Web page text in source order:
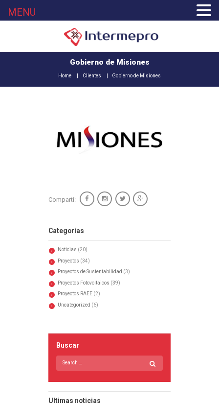
Gobierno de Misiones
Home Clientes Gobierno de Misiones
Compartí:
Categorías
Noticias (20)
Proyectos (34)
Proyectos de Sustentabilidad (3)
Proyectos Fotovoltaicos (39)
Proyectos RAEE(2)
Uncategorized (6)
Buscar
Ultimas noticias
MENU